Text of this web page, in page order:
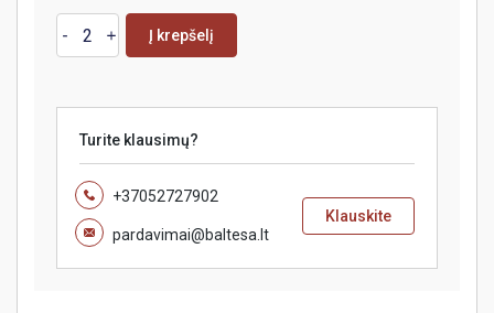
Į krepšelį
Turite klausimų?
+37052727902
pardavimai@baltesa.lt
Klauskite